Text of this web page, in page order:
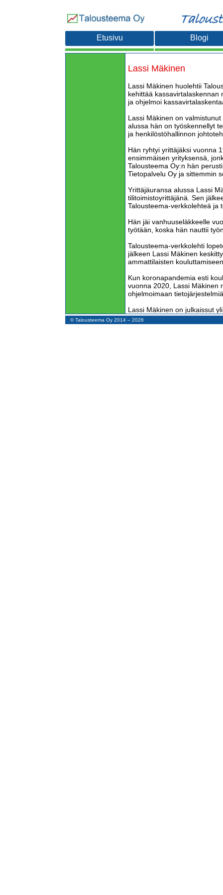
Etusivu Blogi
Lassi Mäkinen
Lassi Mäkinen huolehtii
kehittää kassavirtalaskennan
ja ohjelmoi
Lassi Mäkinen on
alussa hän on työskennellyt
ja henkilöstöhallinnon
Hän ryhtyi yrittäjäksi vuonna
ensimmäisen yrityksensä,
Talousteema Oy:n hän
Tietopalvelu Oy ja sittemmin
Yrittäjäuransa alussa Lassi
tilitoimistoyrittäjänä. Sen
Talousteema-verkkolehteä ja
Hän jäi vanhuuseläkkeelle
työtään, koska hän nauttii
Talousteema-verkkolehti
jälkeen Lassi Mäkinen
ammattilaisten
Kun koronapandemia esti
vuonna 2020, Lassi Mäkinen
ohjelmoimaan
Lassi Mäkinen on julkaissut
lehtikirjoitusta sekä pitänyt
© Talousteema Oy 2014 – 2026